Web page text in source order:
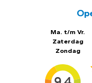
Ma. t/m Vr.
Zaterdag
Zondag